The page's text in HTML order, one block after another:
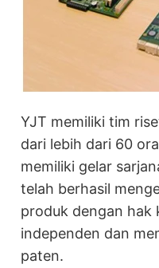
YJT memiliki tim
dari lebih dari 60
memiliki gelar
telah berhasil
produk dengan hak
independen dan
paten.